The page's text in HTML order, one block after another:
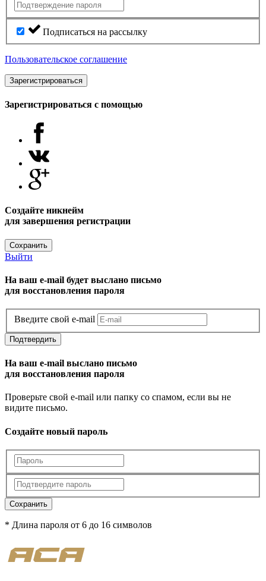
Подписаться на рассылку
Пользовательское соглашение
Зарегистрироваться
Зарегистрироваться с помощью
Создайте никнейм
для завершения регистрации
Сохранить
Выйти
На ваш e-mail будет выслано письмо
для восстановления пароля
Введите свой e-mail
Подтвердить
На ваш e-mail выслано письмо
для восстановления пароля
Проверьте свой e-mail или папку со спамом, если вы не
видите письмо.
Создайте новый пароль
Сохранить
* Длина пароля от 6 до 16 символов